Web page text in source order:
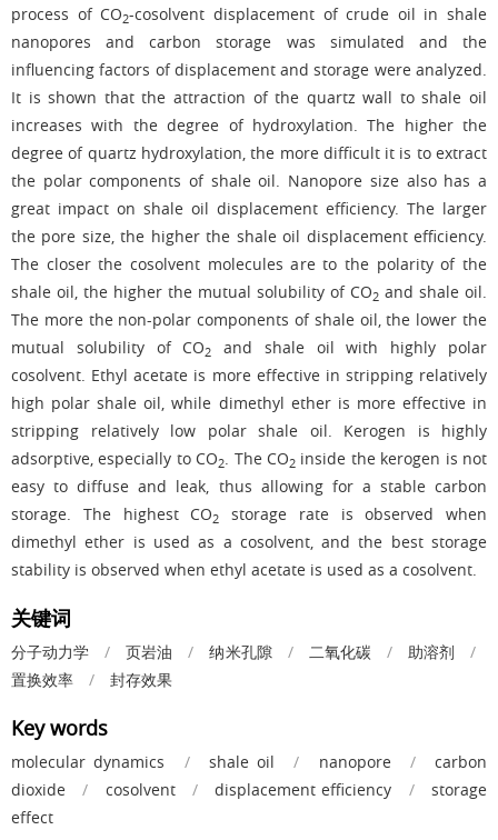
process of CO2-cosolvent displacement of crude oil in shale
nanopores and carbon storage was simulated and the
influencing factors of displacement and storage were analyzed.
It is shown that the attraction of the quartz wall to shale oil
increases with the degree of hydroxylation. The higher the
degree of quartz hydroxylation, the more difficult it is to extract
the polar components of shale oil. Nanopore size also has a
great impact on shale oil displacement efficiency. The larger
the pore size, the higher the shale oil displacement efficiency.
The closer the cosolvent molecules are to the polarity of the
shale oil, the higher the mutual solubility of CO2 and shale oil.
The more the non-polar components of shale oil, the lower the
mutual solubility of CO2
and shale oil with highly polar
cosolvent. Ethyl acetate is more effective in stripping relatively
high polar shale oil, while dimethyl ether is more effective in
stripping relatively low polar shale oil. Kerogen is highly
adsorptive, especially to CO2. The CO2 inside the kerogen is not
easy to diffuse and leak, thus allowing for a stable carbon
storage. The highest CO2
storage rate is observed when
dimethyl ether is used as a cosolvent, and the best storage
stability is observed when ethyl acetate is used as a cosolvent.
关键词
分子动力学 / 页岩油 / 纳米孔隙 / 二氧化碳 / 助溶剂
/
置换效率
/ 封存效果
Key words
molecular dynamics / shale oil / nanopore /
carbon
dioxide
/ cosolvent / displacement efficiency /
storage
effect